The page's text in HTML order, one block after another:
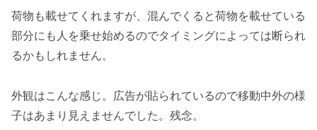
荷物も載せてくれますが、混んでくると荷物を載せている
部分にも人を乗せ始めるのでタイミングによっては断られ
るかもしれません。
外観はこんな感じ。広告が貼られているので移動中外の様
子はあまり見えませんでした。残念。